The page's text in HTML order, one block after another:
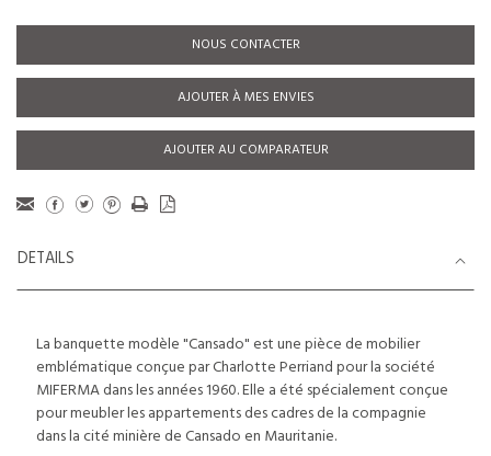
NOUS CONTACTER
AJOUTER À MES ENVIES
AJOUTER AU COMPARATEUR
DETAILS
La banquette modèle "Cansado" est une pièce de mobilier
emblématique conçue par Charlotte Perriand pour la société
MIFERMA dans les années 1960. Elle a été spécialement conçue
pour meubler les appartements des cadres de la compagnie
dans la cité minière de Cansado en Mauritanie.